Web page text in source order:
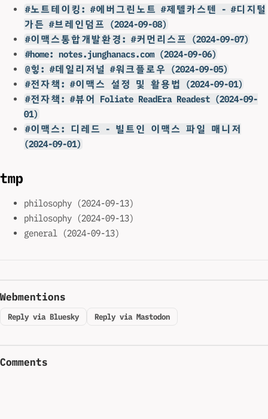
#노트테이킹: #에버그린노트 #제텔카스텐 - #디지털
가든 #브레인덤프 (2024-09-08)
#이맥스통합개발환경: #커먼리스프 (2024-09-07)
#home: notes.junghanacs.com (2024-09-06)
@힣: #데일리저널 #워크플로우 (2024-09-05)
#전자책: #이맥스 설정 및 활용법 (2024-09-01)
#전자책: #뷰어 Foliate ReadEra Readest (2024-09-
01)
#이맥스: 디레드 - 빌트인 이맥스 파일 매니저
(2024-09-01)
tmp
philosophy (2024-09-13)
philosophy (2024-09-13)
general (2024-09-13)
Webmentions
Reply via Bluesky Reply via Mastodon
Comments